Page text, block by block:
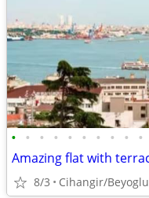
• • • • • • • • • •
8/3 Cihangir/Beyoglu